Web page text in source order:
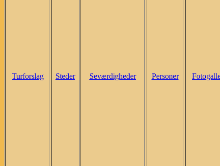
Turforslag Steder Seværdigheder Personer